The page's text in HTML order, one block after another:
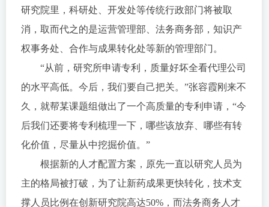
研究院里，科研处、开发处等传统行政部门将被取
消，取而代之的是运营管理部、法务商务部，知识产
权事务处、合作与成果转化处等新的管理部门。
“从前，研究所申请专利，质量好坏全看代理公司
的水平高低。今后，我们要自己把关。”张容霞刚来不
久，就帮某课题组做出了一个高质量的专利申请，“今
后我们还要将专利梳理一下，哪些该放弃、哪些有转
化价值，尽量从中挖掘价值。”
根据新的人才配置方案，原先一直以研究人员为
主的格局被打破，为了让新药成果更快转化，技术支
撑人员比例在创新研究院高达50%，而法务商务人才